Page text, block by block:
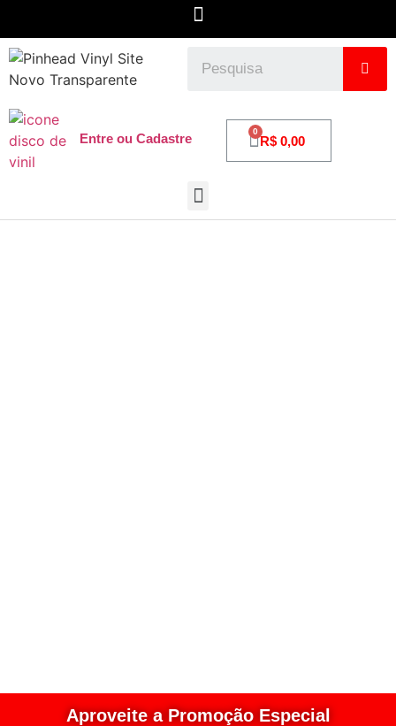
Entre ou Cadastre R$ 0,00
0
Aproveite a Promoção Especial